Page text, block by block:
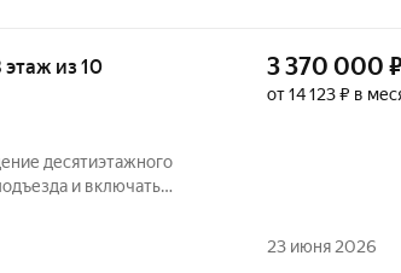
этаж из 10
десятиэтажного
и включать
стороны двора, а в
3 370 000
от 14 123 ₽ в
23 июня 2026